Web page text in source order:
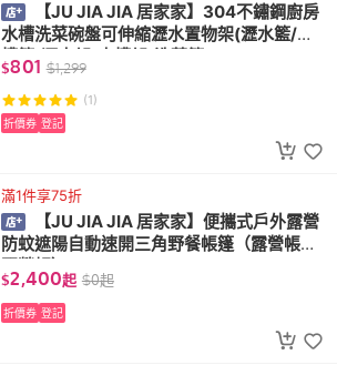
【JU JIA JIA 居家家】304不鏽鋼廚房
水槽洗菜碗盤可伸縮瀝水置物架(瀝水籃/水
槽籃/瀝水架/水槽架/洗菜籃)
$801 $1,299
(1)
折價券 登記
滿1件享75折
【JU JIA JIA 居家家】便攜式戶外露營
防蚊遮陽自動速開三角野餐帳篷（露營帳篷/
$2,400起 $0起
折價券 登記